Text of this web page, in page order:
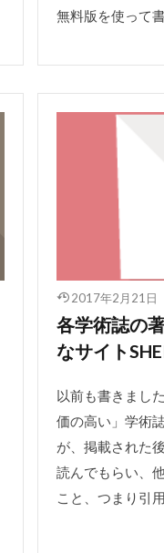
無料版を使って
2017年2月21日
各学術誌の
なサイト
以前も書きまし
価の高い」学術
が、掲載された
読んでもらい、
こと、つまり引